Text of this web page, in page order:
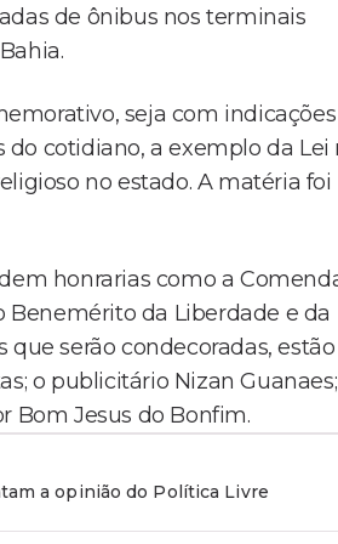
de ônibus nos terminais
seja com indicações
cotidiano, a exemplo da Lei
no estado. A matéria foi
honrarias como a
Benemérito da Liberdade e da
serão condecoradas,
o publicitário Nizan
Bom Jesus do Bonfim.
a opinião do Política Livre